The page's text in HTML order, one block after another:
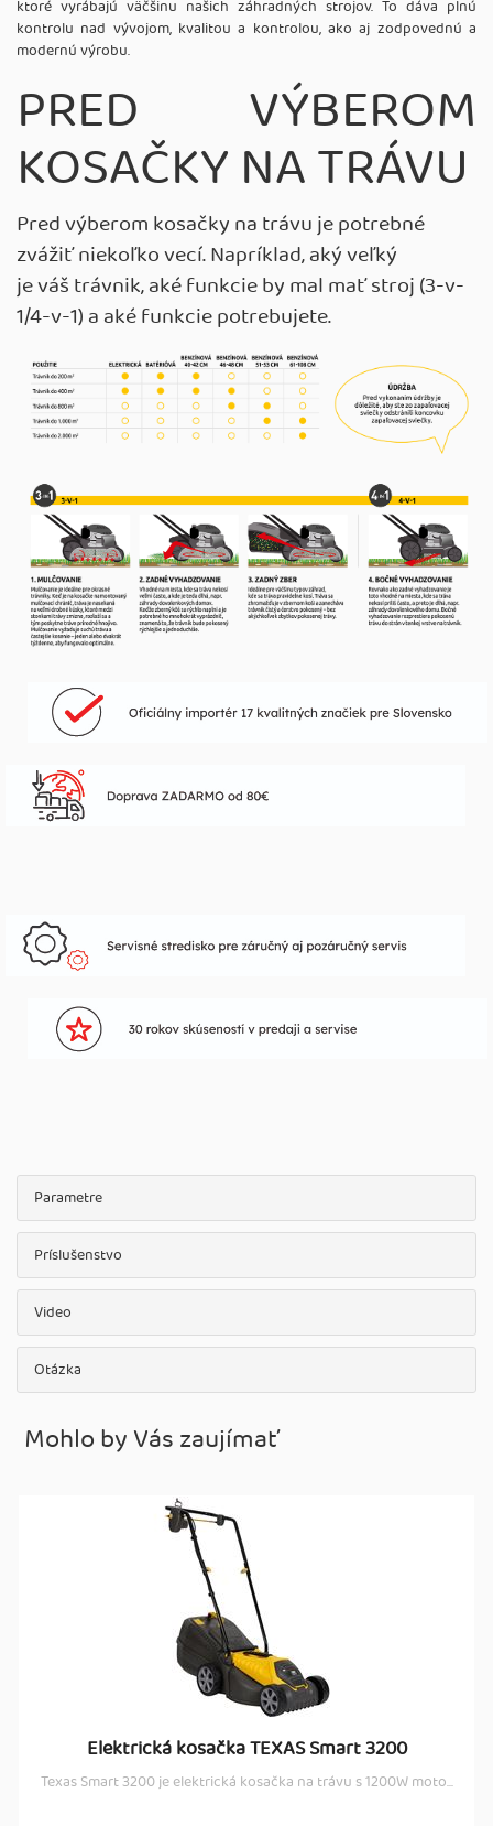
ktoré vyrábajú väčšinu našich záhradných strojov. To dáva plnú
kontrolu nad vývojom, kvalitou a kontrolou, ako aj zodpovednú a
modernú výrobu.
PRED VÝBEROM
KOSAČKY NA TRÁVU
Pred výberom kosačky na trávu je potrebné
zvážiť niekoľko vecí. Napríklad, aký veľký
je váš trávnik, aké funkcie by mal mať stroj (3-v-
1/4-v-1) a aké funkcie potrebujete.
Parametre
Príslušenstvo
Video
Otázka
Mohlo by Vás zaujímať
Elektrická kosačka TEXAS Smart 3200
Texas Smart 3200 je elektrická kosačka na trávu s 1200W moto...